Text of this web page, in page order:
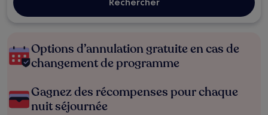
Options d’annulation gratuite en cas de
changement de programme
Gagnez des récompenses pour chaque
nuit séjournée